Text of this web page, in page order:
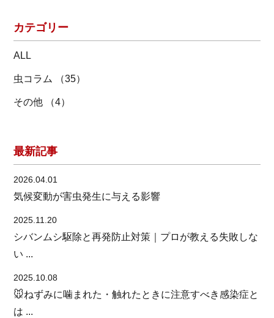
カテゴリー
ALL
虫コラム （35）
その他 （4）
最新記事
2026.04.01
気候変動が害虫発生に与える影響
2025.11.20
シバンムシ駆除と再発防止対策｜プロが教える失敗しな
い ...
2025.10.08
🐭ねずみに噛まれた・触れたときに注意すべき感染症と
は ...